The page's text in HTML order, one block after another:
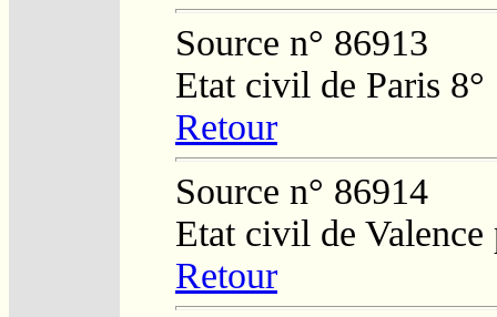
Source n° 86913
Etat civil de Paris 8°
Retour
Source n° 86914
Etat civil de Valence
Retour